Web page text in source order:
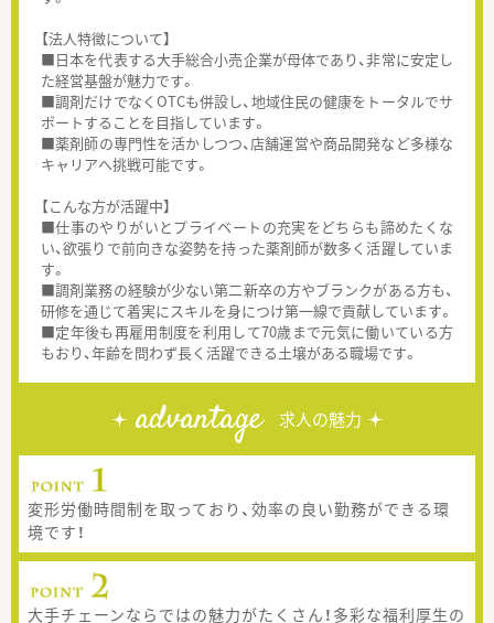
【法人特徴について】
■日本を代表する大手総合小売企業が母体であり、非常に安定し
た経営基盤が魅力です。
■調剤だけでなくOTCも併設し、地域住民の健康をトータルでサ
ポートすることを目指しています。
■薬剤師の専門性を活かしつつ、店舗運営や商品開発など多様な
キャリアへ挑戦可能です。
【こんな方が活躍中】
■仕事のやりがいとプライベートの充実をどちらも諦めたくな
い、欲張りで前向きな姿勢を持った薬剤師が数多く活躍していま
す。
■調剤業務の経験が少ない第二新卒の方やブランクがある方も、
研修を通じて着実にスキルを身につけ第一線で貢献しています。
■定年後も再雇用制度を利用して70歳まで元気に働いている方
もおり、年齢を問わず長く活躍できる土壌がある職場です。
advantage 求人の魅力
変形労働時間制を取っており、効率の良い勤務ができる環
境です！
大手チェーンならではの魅力がたくさん！多彩な福利厚生の